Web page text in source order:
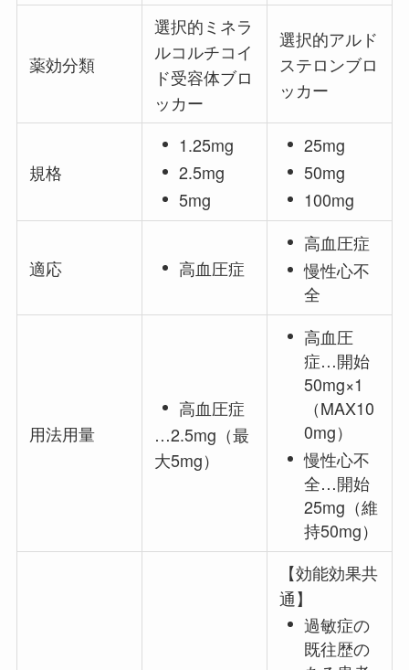
薬効分類
選択的ミネラ
ルコルチコイ
ド受容体ブロ
ッカー
選択的アルド
ステロンブロ
ッカー
規格
1.25mg
2.5mg
5mg
25mg
50mg
100mg
適応 高血圧症
高血圧症
慢性心不
全
用法用量
高血圧症
…2.5mg（最
大5mg）
高血圧
症…開始
50mg×1
（MAX10
0mg）
慢性心不
全…開始
25mg（維
持50mg）
【効能効果共
通】
過敏症の
既往歴の